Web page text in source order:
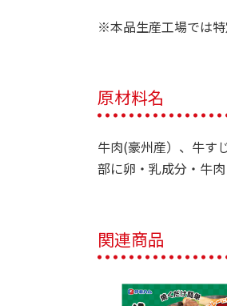
※本品生産工場では特
原材料名
牛肉(豪州産）、牛す
部に卵・乳成分・牛
関連商品